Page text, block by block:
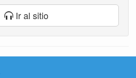
Ir al sitio